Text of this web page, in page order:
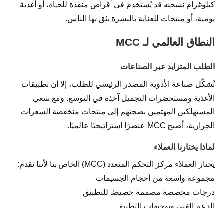
كيلوغرام نشحنه قد يُستخدم في أقراص منقذة للحياة، أو أغذية
يومية، أو منتجات للعناية بالبشرة يثق بها الناس.
النطاق العالمي لـ MCC
الطلب المتزايد عبر الصناعات
تُشكّل صناعة الأدوية المصدر الرئيسي للطلب، إلا أن تطبيقات
الأغذية ومستحضرات التجميل آخذة في التوسع. ومع سعي
المستهلكين المهتمين بصحتهم إلى منتجات منخفضة السعرات
الحرارية، أصبح MCC عنصرًا استراتيجيًا عالميًا.
لماذا يختارنا العملاء
يختار العملاء مركز التحكم المتعدد (MCC) الخاص بنا لأننا نقدم:
مجموعة واسعة من أحجام الجسيمات
درجات مخصصة مصممة خصيصًا للتطبيق
الدعم الفني وتوجيهات التطبيق